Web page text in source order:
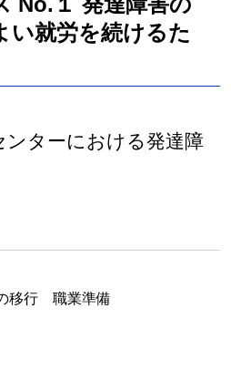
い就労を続けるた
ンターにおける発達障
移行 職業準備